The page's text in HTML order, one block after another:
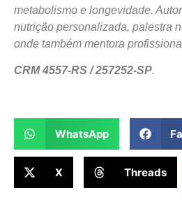
metabolismo e longevidade.
nutrição personalizada, palestra
onde também mentora
CRM 4557-RS / 257252-SP.
WhatsApp
X Threads